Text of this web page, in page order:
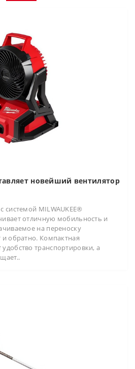
новейший вентилятор
системой MILWAUKEE®
отличную мобильность и
на переноску
обратно. Компактная
транспортировки, а